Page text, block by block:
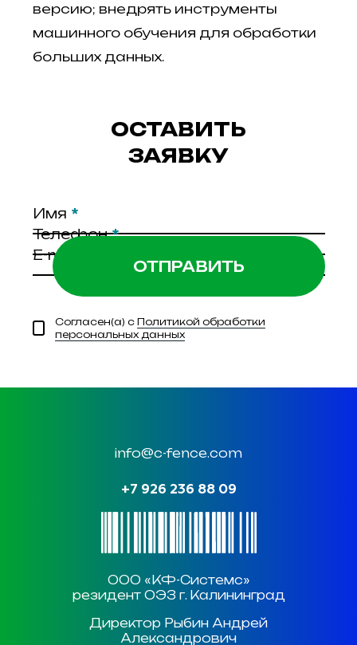
версию; внедрять инструменты
машинного обучения для обработки
больших данных.
ОСТАВИТЬ
ЗАЯВКУ
Имя *
Телефон*
E-mail
Согласен(а) сПолитикой обработки
персональных данных
info@c-fence.com
+7 926 236 88 09
ООО «КФ-Системс»
резидент ОЭЗ г. Калининград
Директор Рыбин Андрей
Александрович